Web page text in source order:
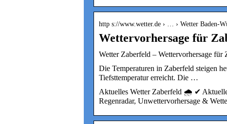
http s://www.wetter.de › … › Wetter Baden-
Wettervorhersage für
Wetter Zaberfeld – Wettervorhersage für
Die Temperaturen in Zaberfeld steigen
Tiefsttemperatur erreicht. Die …
Aktuelles Wetter Zaberfeld 🌧️ ✔ Aktuelle
Regenradar, Unwettervorhersage &